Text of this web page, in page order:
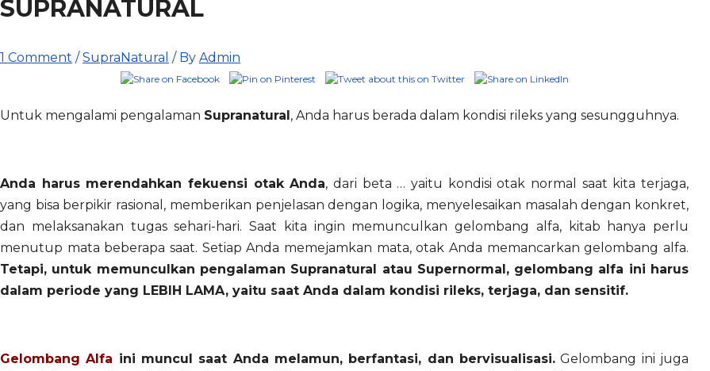
SUPRANATURAL
1 Comment /SupraNatural / By Admin
Untuk mengalami pengalaman Supranatural, Anda harus berada dalam kondisi rileks yang sesungguhnya.
Anda harus merendahkan fekuensi otak Anda, dari beta … yaitu kondisi otak normal saat kita terjaga,
yang bisa berpikir rasional, memberikan penjelasan dengan logika, menyelesaikan masalah dengan konkret,
dan melaksanakan tugas sehari-hari. Saat kita ingin memunculkan gelombang alfa, kitab hanya perlu
menutup mata beberapa saat. Setiap Anda memejamkan mata, otak Anda memancarkan gelombang alfa.
Tetapi, untuk memunculkan pengalaman Supranatural atau Supernormal, gelombang alfa ini harus
dalam periode yang LEBIH LAMA, yaitu saat Anda dalam kondisi rileks, terjaga, dan sensitif.
Gelombang Alfa ini muncul saat Anda melamun, berfantasi, dan bervisualisasi. Gelombang ini juga